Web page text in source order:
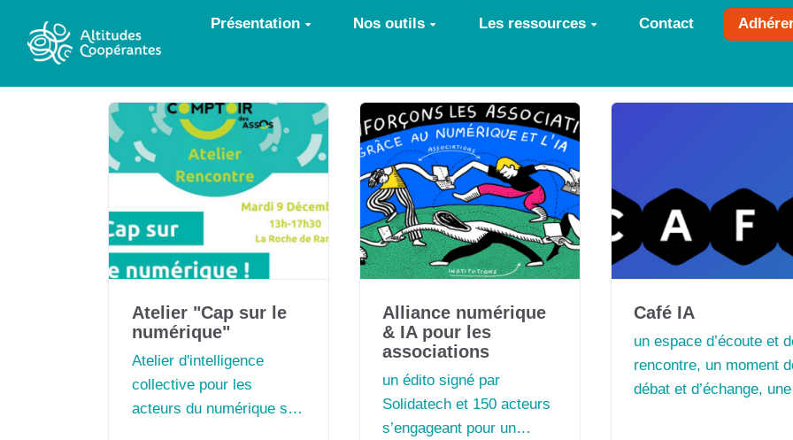
Aller au contenu principal Présentation Nos outils Les ressources Contact
Atelier "Cap sur le
numérique"
Atelier d'intelligence
collective pour les
acteurs du numérique sur
Alliance numérique
& IA pour les
associations
un édito signé par
Solidatech et 150 acteurs
s’engageant pour un
Café IA
un espace d’écoute et
rencontre, un moment
débat et d’échange, une